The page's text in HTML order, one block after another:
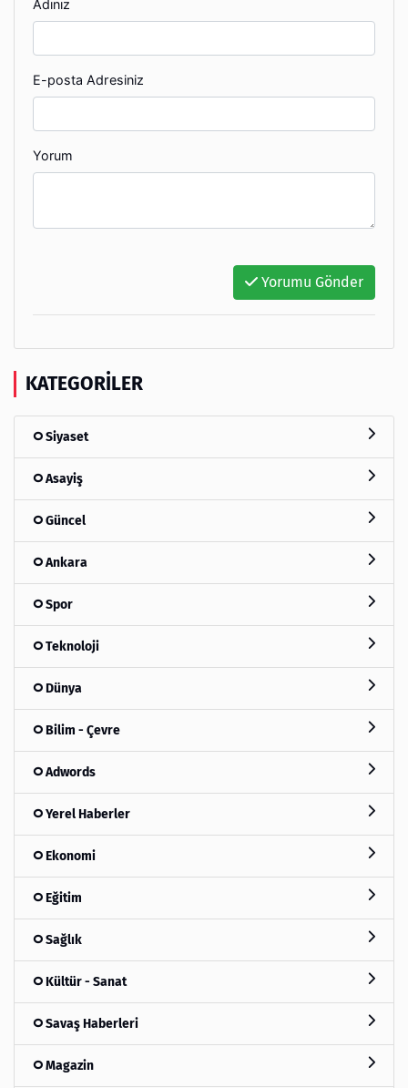
Adınız
E-posta Adresiniz
Yorum
Yorumu Gönder
KATEGORILER
Siyaset
Asayiş
Güncel
Ankara
Spor
Teknoloji
Dünya
Bilim - Çevre
Adwords
Yerel Haberler
Ekonomi
Eğitim
Sağlık
Kültür - Sanat
Savaş Haberleri
Magazin